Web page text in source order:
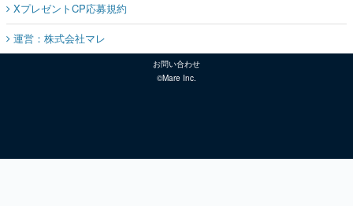
XプレゼントCP応募規約
運営：株式会社マレ
お問い合わせ
©Mare Inc.